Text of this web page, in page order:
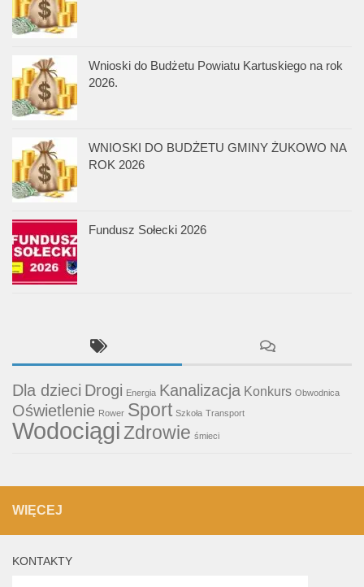
Wnioski do Budżetu Powiatu Kartuskiego na rok
2026.
WNIOSKI DO BUDŻETU GMINY ŻUKOWO NA
ROK 2026
Fundusz Sołecki 2026
Dla dzieci Drogi Energia Kanalizacja Konkurs Obwodnica
Oświetlenie Rower Sport Szkoła Transport
WodociągiZdrowie śmieci
WIĘCEJ
KONTAKTY